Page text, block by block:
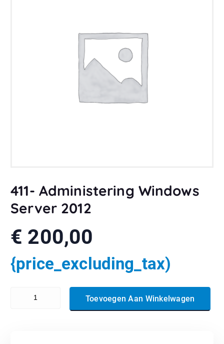
411- Administering Windows
Server 2012
€ 200,00
{price_excluding_tax)
Toevoegen Aan Winkelwagen